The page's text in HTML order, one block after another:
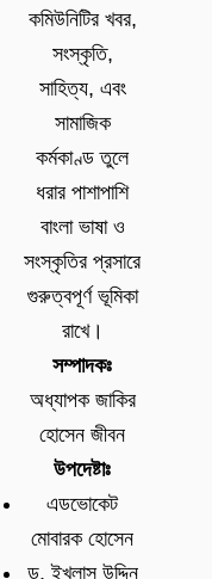
কমিউনিটির খবর,
সংস্কৃতি,
সাহিত্য, এবং
সামাজিক
কর্মকাণ্ড তুলে
ধরার পাশাপাশি
বাংলা ভাষা ও
সংস্কৃতির প্রসারে
গুরুত্বপূর্ণ ভূমিকা
রাখে।
সম্পাদকঃ
অধ্যাপক জাকির
হোসেন জীবন
উপদেষ্টাঃ
এডভোকেট
মোবারক হোসেন
ড. ইখলাস উদ্দিন